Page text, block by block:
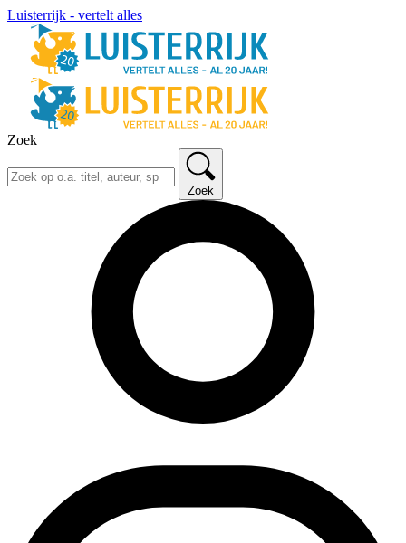
Luisterrijk - vertelt alles
Zoek
Zoek